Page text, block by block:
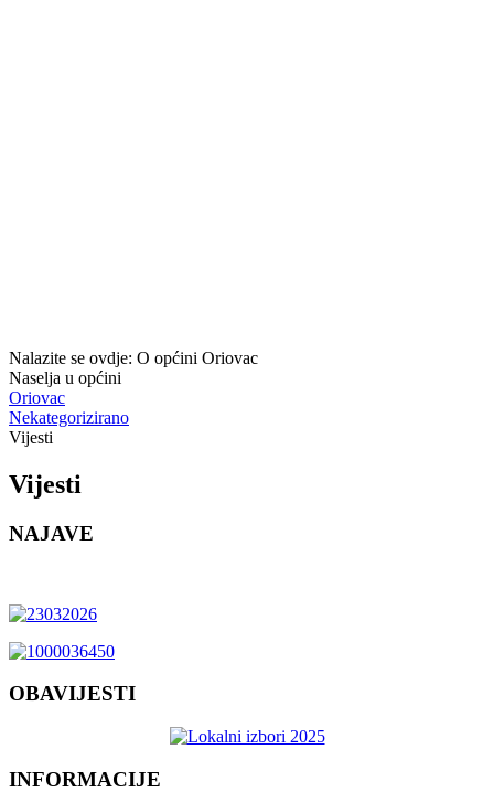
Nalazite se ovdje: O općini Oriovac
Naselja u općini
Oriovac
Nekategorizirano
Vijesti
Vijesti
NAJAVE
OBAVIJESTI
INFORMACIJE